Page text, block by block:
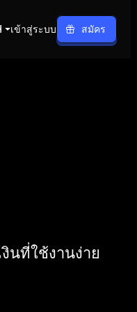
เข้าสู่ระบบ สมัคร
นที่ใช้งานง่าย